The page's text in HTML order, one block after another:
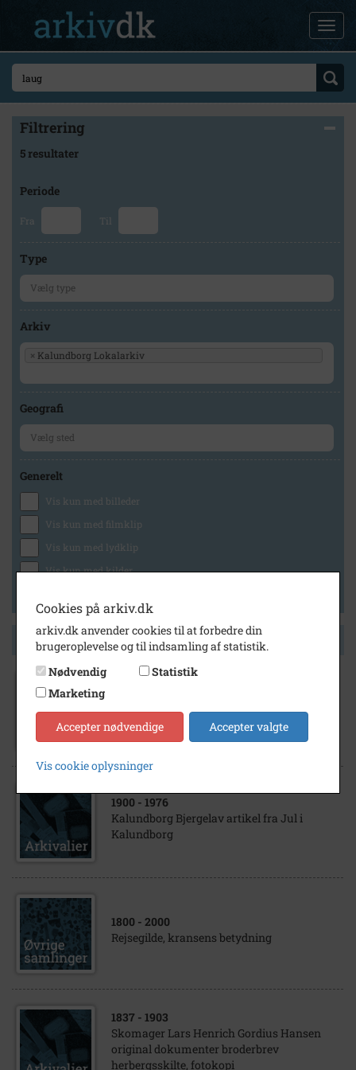
Filtrering
5 resultater
Periode
Fra Til
Type
Arkiv
× Kalundborg Lokalarkiv
Geografi
Generelt
Vis kun med billeder
Vis kun med filmklip
Vis kun med lydklip
Vis kun med kilder
Side 1 af 1
Håndværkere med
1900 - 1976
Kalundborg Bjergelav artikel fra Jul i
Kalundborg
1800 - 2000
Rejsegilde, kransens betydning
1837 - 1903
Skomager Lars Henrich Gordius Hansen
original dokumenter broderbrev
herbergsskilte, fotokopi
Cookies på arkiv.dk
arkiv.dk anvender cookies til at forbedre din
brugeroplevelse og til indsamling af statistik.
Nødvendig
Statistik
Marketing
Accepter nødvendige Accepter valgte
Vis cookie oplysninger